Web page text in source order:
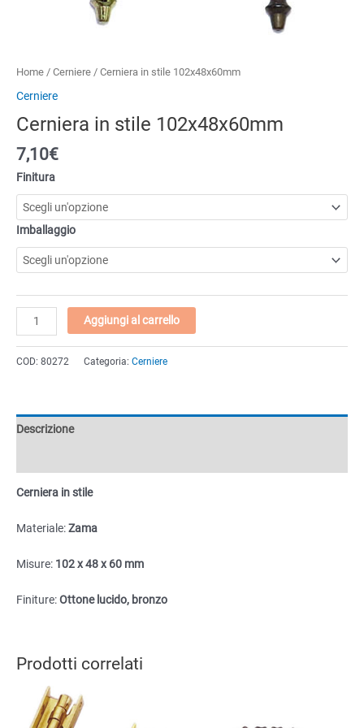
Home / Cerniere / Cerniera in stile 102x48x60mm
Cerniere
Cerniera in stile 102x48x60mm
7,10€
Finitura
Imballaggio
Cerniera
in
stile
102x48x60mm
Aggiungi al carrello
COD: 80272 Categoria: Cerniere
Descrizione
Cerniera in stile
Materiale:Zama
Misure: 102 x 48 x 60 mm
Finiture:Ottone lucido, bronzo
Prodotti correlati